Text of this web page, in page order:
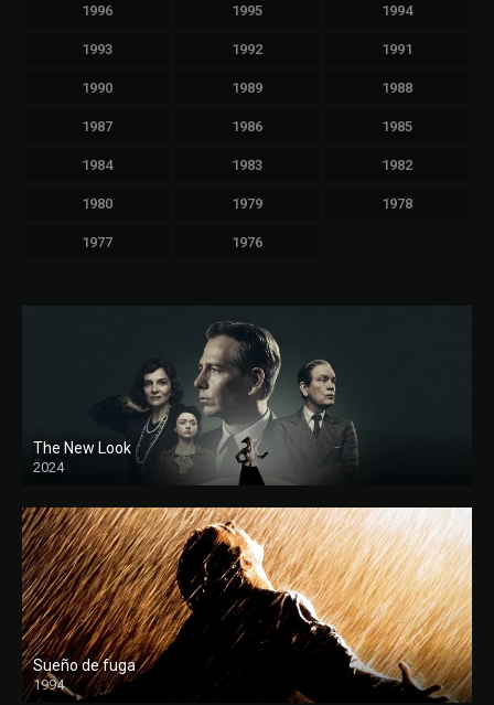
1996 1995 1994
1993 1992 1991
1990 1989 1988
1987 1986 1985
1984 1983 1982
1980 1979 1978
1977 1976
The New Look
2024
Sueño de fuga
1994
FULL HD